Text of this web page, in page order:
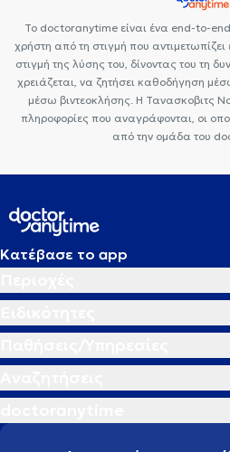
Το doctoranytime είναι ένα end-to-
χρήστη από τη στιγμή που
στιγμή της λύσης του, δίνοντας του τη
χρειάζεται, να ζητήσει καθοδήγηση
μέσω βιντεοκλήσης. Η Τανασκοβιτς
πληροφορίες που αναγράφονται, οι
από την ομάδα του
Κατέβασε το app